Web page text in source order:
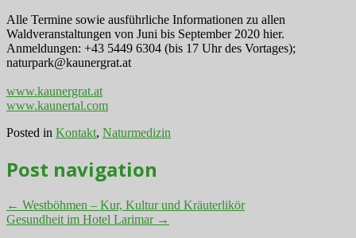
Alle Termine sowie ausführliche Informationen zu allen
Waldveranstaltungen von Juni bis September 2020 hier.
Anmeldungen: +43 5449 6304 (bis 17 Uhr des Vortages);
naturpark@kaunergrat.at
www.kaunergrat.at
www.kaunertal.com
Posted in Kontakt, Naturmedizin
Post navigation
← Westböhmen – Kur, Kultur und Kräuterlikör
Gesundheit im Hotel Larimar →